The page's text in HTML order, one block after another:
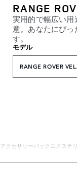
RANGE
実用的で幅広い
意。あなたにぴっ
す。
モデル
RANGE ROVER
アクセサリーパック エクステ